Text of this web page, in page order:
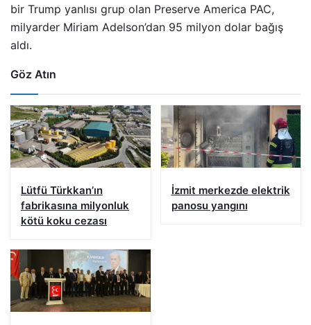
bir Trump yanlısı grup olan Preserve America PAC,
milyarder Miriam Adelson’dan 95 milyon dolar bağış
aldı.
Göz Atın
Lütfü Türkkan’ın
fabrikasına milyonluk
kötü koku cezası
İzmit merkezde elektrik
panosu yangını